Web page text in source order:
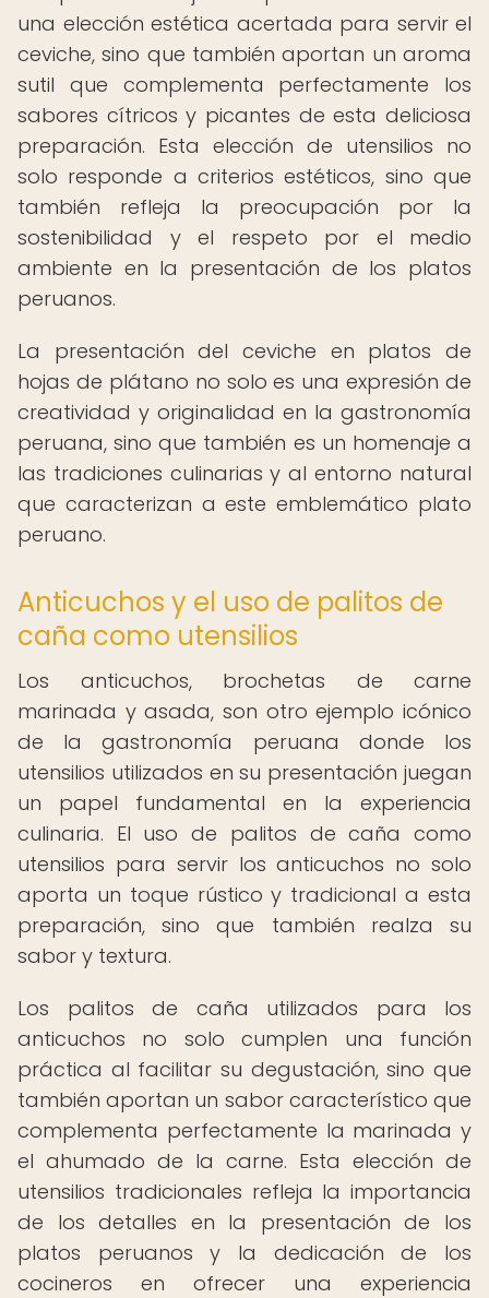
una elección estética acertada para servir el
ceviche, sino que también aportan un aroma
sutil que complementa perfectamente los
sabores cítricos y picantes de esta deliciosa
preparación. Esta elección de utensilios no
solo responde a criterios estéticos, sino que
también refleja la preocupación por la
sostenibilidad y el respeto por el medio
ambiente en la presentación de los platos
peruanos.
La presentación del ceviche en platos de
hojas de plátano no solo es una expresión de
creatividad y originalidad en la gastronomía
peruana, sino que también es un homenaje a
las tradiciones culinarias y al entorno natural
que caracterizan a este emblemático plato
peruano.
Anticuchos y el uso de palitos de
caña como utensilios
Los anticuchos, brochetas de carne
marinada y asada, son otro ejemplo icónico
de la gastronomía peruana donde los
utensilios utilizados en su presentación juegan
un papel fundamental en la experiencia
culinaria. El uso de palitos de caña como
utensilios para servir los anticuchos no solo
aporta un toque rústico y tradicional a esta
preparación, sino que también realza su
sabor y textura.
Los palitos de caña utilizados para los
anticuchos no solo cumplen una función
práctica al facilitar su degustación, sino que
también aportan un sabor característico que
complementa perfectamente la marinada y
el ahumado de la carne. Esta elección de
utensilios tradicionales refleja la importancia
de los detalles en la presentación de los
platos peruanos y la dedicación de los
cocineros en ofrecer una experiencia